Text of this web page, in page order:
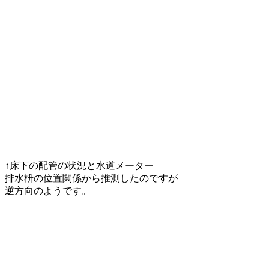
↑床下の配管の状況と水道メーター
排水枡の位置関係から推測したのですが
逆方向のようです。